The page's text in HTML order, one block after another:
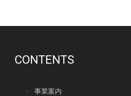
CONTENTS
事業案内